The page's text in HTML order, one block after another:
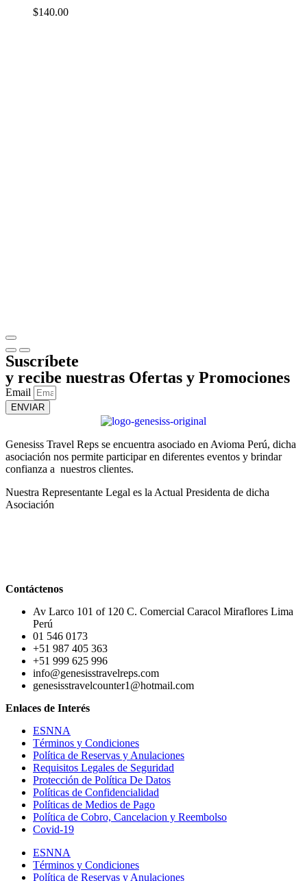
$140.00
Suscríbete
y recibe nuestras Ofertas y Promociones
Email
ENVIAR
Genesiss Travel Reps se encuentra asociado en Avioma Perú, dicha
asociación nos permite participar en diferentes eventos y brindar
confianza a nuestros clientes.
Nuestra Representante Legal es la Actual Presidenta de dicha
Asociación
Contáctenos
Av Larco 101 of 120 C. Comercial Caracol Miraflores Lima
Perú
01 546 0173
+51 987 405 363
+51 999 625 996
info@genesisstravelreps.com
genesisstravelcounter1@hotmail.com
Enlaces de Interés
ESNNA
Términos y Condiciones
Política de Reservas y Anulaciones
Requisitos Legales de Seguridad
Protección de Política De Datos
Políticas de Confidencialidad
Políticas de Medios de Pago
Política de Cobro, Cancelacion y Reembolso
Covid-19
ESNNA
Términos y Condiciones
Política de Reservas y Anulaciones